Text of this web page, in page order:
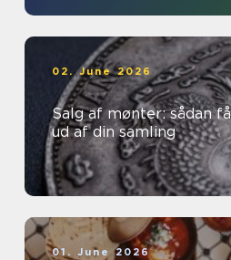
02. June 2026
Salg af mønter: sådan
ud af din samling
01. June 2026